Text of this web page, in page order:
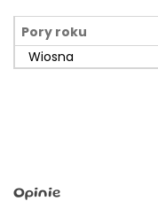
Pory roku
Wiosna
Opinie